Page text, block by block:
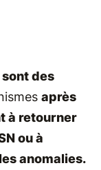
sont des
après
à retourner
ou à
anomalies.